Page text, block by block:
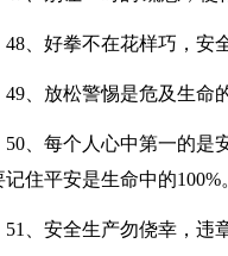
好拳不在花样巧，安全
放松警惕是危及生命的
每个人心中第一的是安
记住平安是生命中的100%
安全生产勿侥幸，违章